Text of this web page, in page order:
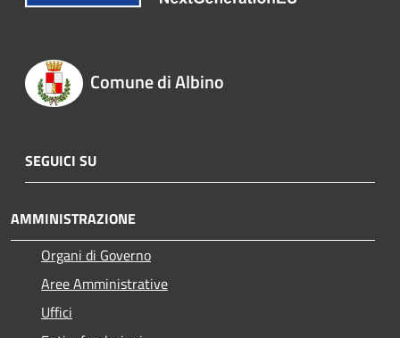
Comune di Albino
SEGUICI SU
AMMINISTRAZIONE
Organi di Governo
Aree Amministrative
Uffici